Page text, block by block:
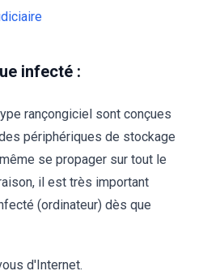
infecté :
rançongiciel sont conçues
périphériques de stockage
se propager sur tout le
il est très important
(ordinateur) dès que
d'Internet.